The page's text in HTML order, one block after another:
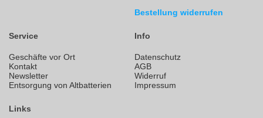
Bestellung widerrufen
Service
Geschäfte vor Ort
Kontakt
Newsletter
Entsorgung von Altbatterien
Info
Datenschutz
AGB
Widerruf
Impressum
Links